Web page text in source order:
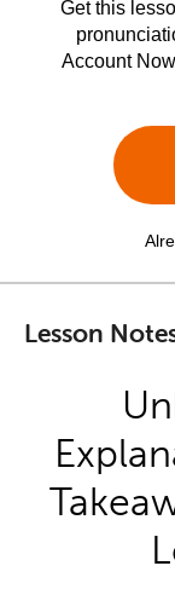
Get this
Account
Lesson